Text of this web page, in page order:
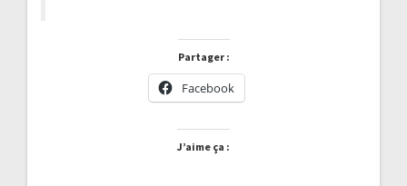
Partager :
Facebook
J’aime ça :